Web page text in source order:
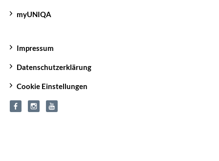
myUNIQA
Impressum
Datenschutzerklärung
Cookie Einstellungen